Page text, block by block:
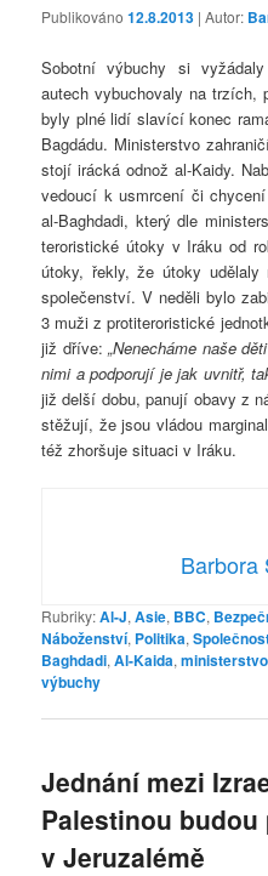
Publikováno12.8.2013 | Autor:
Sobotní výbuchy si
autech vybuchovaly na
byly plné lidí slavící konec
Bagdádu. Ministerstvo
stojí irácká odnož al-Kaidy.
vedoucí k usmrcení či
al-Baghdadi, který dle
teroristické útoky v Iráku od
útoky, řekly, že útoky udělaly
společenství. V neděli bylo
3 muži z protiteroristické
již dříve:„Nenecháme naše
nimi a podporují je jak uvnitř,
již delší dobu, panují obavy z
stěžují, že jsou vládou
též zhoršuje situaci v Iráku.
Barbora
Rubriky:Al-J,Asie, BBC,
Náboženství, Politika,
Baghdadi,Al-Kaida,
výbuchy
Jednání mezi
Palestinou budou
v Jeruzalémě